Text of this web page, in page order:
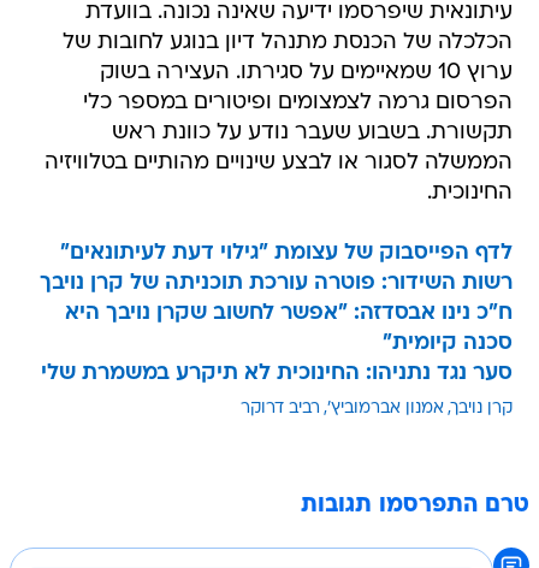
עיתונאית שיפרסמו ידיעה שאינה נכונה. בוועדת
הכלכלה של הכנסת מתנהל דיון בנוגע לחובות של
ערוץ 10 שמאיימים על סגירתו. העצירה בשוק
הפרסום גרמה לצמצומים ופיטורים במספר כלי
תקשורת. בשבוע שעבר נודע על כוונת ראש
הממשלה לסגור או לבצע שינויים מהותיים בטלוויזיה
החינוכית.
לדף הפייסבוק של עצומת "גילוי דעת לעיתונאים"
רשות השידור: פוטרה עורכת תוכניתה של קרן נויבך
ח"כ נינו אבסדזה: "אפשר לחשוב שקרן נויבך היא
סכנה קיומית"
סער נגד נתניהו: החינוכית לא תיקרע במשמרת שלי
קרן נויבך אמנון אברמוביץ' רביב דרוקר
טרם התפרסמו תגובות